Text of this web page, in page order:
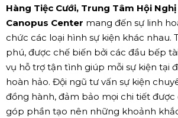
Hàng Tiệc Cưới, Trung Tâm Hội Nghị
Canopus Center mang đến sự linh
chức các loại hình sự kiện khác nhau.
phú, được chế biến bởi các đầu bếp
vụ hỗ trợ tận tình giúp mỗi sự kiện tại
hoàn hảo. Đội ngũ tư vấn sự kiện
đồng hành, đảm bảo mọi chi tiết
góp phần tạo nên những khoảnh